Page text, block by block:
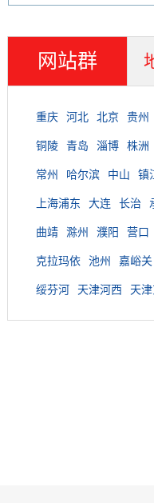
网站群
重庆 河北 北京 贵州
铜陵 青岛 淄博 株洲
常州 哈尔滨 中山 镇
上海浦东 大连 长治
曲靖 滁州 濮阳 营口
克拉玛依 池州 嘉峪关
绥芬河 天津河西 天